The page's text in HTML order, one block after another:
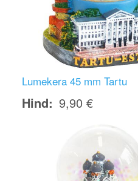
Lumekera 45 mm Tartu
Hind 9,90 €